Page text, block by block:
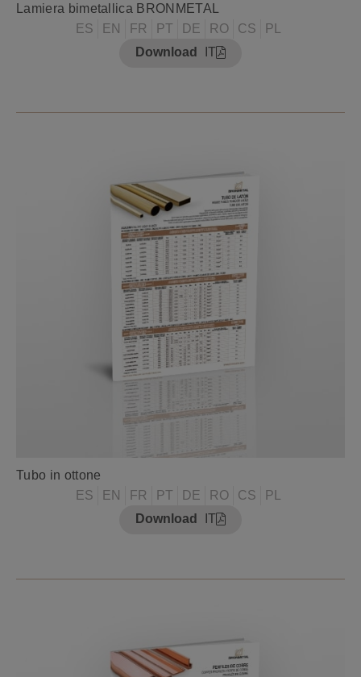
Lamiera bimetallica BRONMETAL
ES
EN FR PT DE RO CS
PL
Download
IT
Tubo in ottone
ES
EN FR PT DE RO CS
PL
Download
IT